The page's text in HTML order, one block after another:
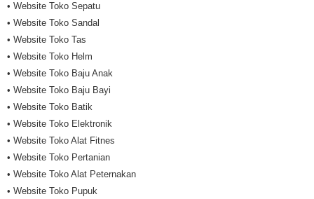
• Website Toko Sepatu
• Website Toko Sandal
• Website Toko Tas
• Website Toko Helm
• Website Toko Baju Anak
• Website Toko Baju Bayi
• Website Toko Batik
• Website Toko Elektronik
• Website Toko Alat Fitnes
• Website Toko Pertanian
• Website Toko Alat Peternakan
• Website Toko Pupuk